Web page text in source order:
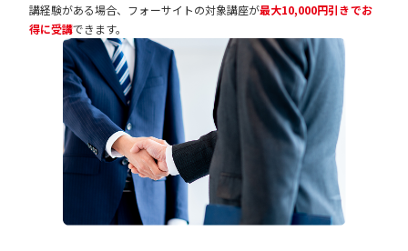
講経験がある場合、フォーサイトの対象講座が最大10,000円引きでお
得に受講できます。